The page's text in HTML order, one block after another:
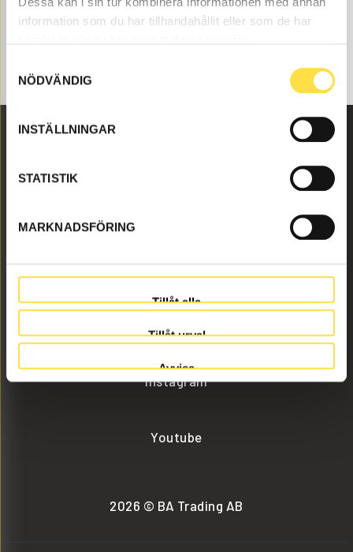
information som du har tillhandahållit eller som de har
NÖDVÄNDIG
INSTÄLLNINGAR
STATISTIK
MARKNADSFÖRING
Tillåt alla
Tillåt urval
Avvisa
system fits Volvo back loaders BM 840.
info@batrading.se
+46 (0) 152-32500
Instagram
Youtube
2026 © BA Trading AB